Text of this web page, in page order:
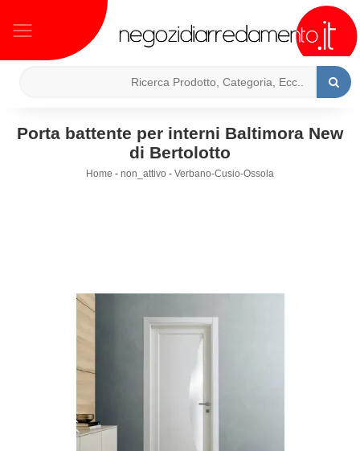
Porta battente per interni Baltimora New
di Bertolotto
Home - non_attivo - Verbano-Cusio-Ossola